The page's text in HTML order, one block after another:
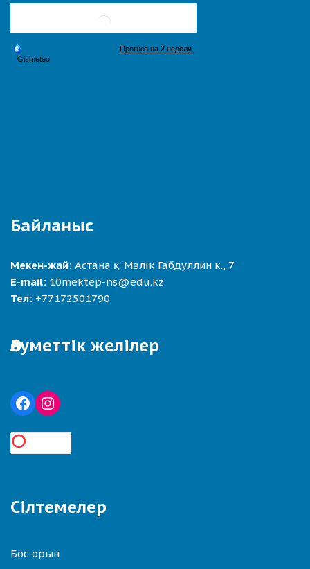
Байланыс
Мекен-жай: Астана қ. Мәлік Габдуллин к., 7
E-mail: 10mektep-ns@edu.kz
Тел: +77172501790
Әлуметтік желілер
Сілтемелер
Бос орын